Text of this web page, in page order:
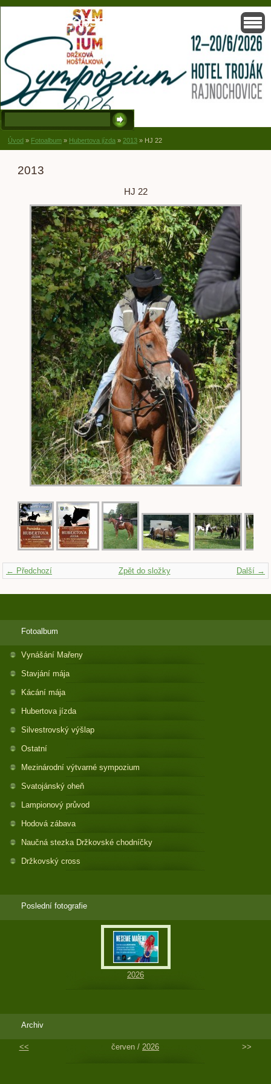
Solisko, zapsaný spolek, Držková
Úvod » Fotoalbum » Hubertova jízda » 2013 » HJ 22
2013
HJ 22
← Předchozí Další →
Zpět do složky
Fotoalbum
Vynášání Mařeny
Stavjání mája
Kácání mája
Hubertova jízda
Silvestrovský výšlap
Ostatní
Mezinárodní výtvarné sympozium
Svatojánský oheň
Lampionový průvod
Hodová zábava
Naučná stezka Držkovské chodníčky
Držkovský cross
Poslední fotografie
2026
Archiv
<< červen / 2026 >>